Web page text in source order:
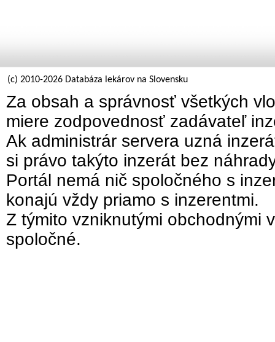
(c) 2010-2026 Databáza lekárov na Slovensku
Za obsah a správnosť všetkých
miere zodpovednosť zadávateľ
Ak administrár servera uzná
si právo takýto inzerát bez
Portál nemá nič spoločného s
konajú vždy priamo s inzerentmi.
Z týmito vzniknutými obchodnými
spoločné.